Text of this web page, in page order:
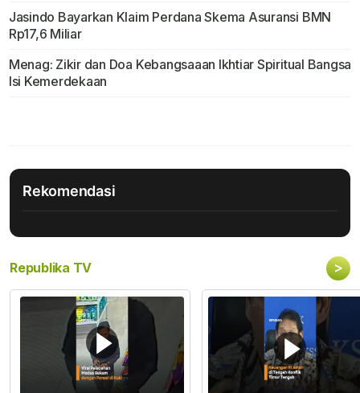
Jasindo Bayarkan Klaim Perdana Skema Asuransi BMN
Rp17,6 Miliar
Menag: Zikir dan Doa Kebangsaaan Ikhtiar Spiritual Bangsa
Isi Kemerdekaan
Rekomendasi
Republika TV >